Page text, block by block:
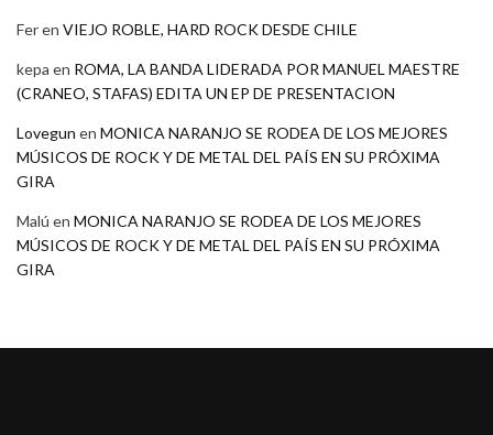
Feren VIEJO ROBLE, HARD ROCK DESDE CHILE
kepa en ROMA, LA BANDA LIDERADA POR MANUEL MAESTRE
(CRANEO, STAFAS) EDITA UN EP DE PRESENTACION
Lovegun en MONICA NARANJO SE RODEA DE LOS MEJORES
MÚSICOS DE ROCK Y DE METAL DEL PAÍS EN SU PRÓXIMA
GIRA
Malú en MONICA NARANJO SE RODEA DE LOS MEJORES
MÚSICOS DE ROCK Y DE METAL DEL PAÍS EN SU PRÓXIMA
GIRA